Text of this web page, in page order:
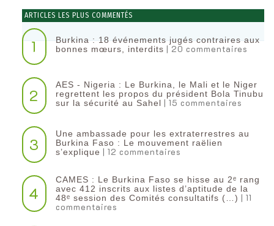
ARTICLES LES PLUS COMMENTÉS
1
Burkina : 18 événements jugés contraires aux
bonnes mœurs, interdits | 20 commentaires
2
AES - Nigeria : Le Burkina, le Mali et le Niger
regrettent les propos du président Bola Tinubu
sur la sécurité au Sahel | 15 commentaires
3
Une ambassade pour les extraterrestres au
Burkina Faso : Le mouvement raëlien
s’explique | 12 commentaires
4
CAMES : Le Burkina Faso se hisse au 2ᵉ rang
avec 412 inscrits aux listes d’aptitude de la
48ᵉ session des Comités consultatifs (…) | 11
commentaires